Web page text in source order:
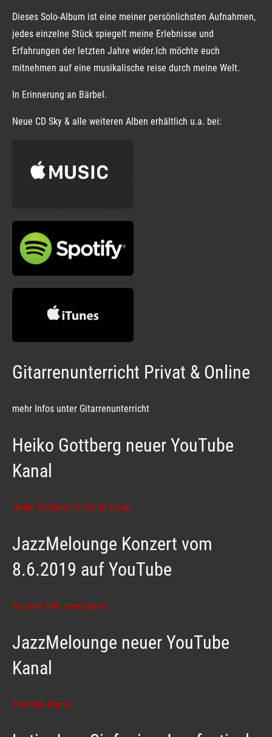
Dieses Solo-Album ist eine meiner persönlichsten Aufnahmen,
jedes einzelne Stück spiegelt meine Erlebnisse und
Erfahrungen der letzten Jahre wider.Ich möchte euch
mitnehmen auf eine musikalische reise durch meine Welt.
In Erinnerung an Bärbel.
Neue CD Sky & alle weiteren Alben erhältlich u.a. bei:
Gitarrenunterricht Privat & Online
mehr Infos unter Gitarrenunterricht
Heiko Gottberg neuer YouTube
Kanal
Heiko Gottberg YouTube Kanal
JazzMelounge Konzert vom
8.6.2019 auf YouTube
Konzert Hier anschauen
JazzMelounge neuer YouTube
Kanal
YouTube Kanal